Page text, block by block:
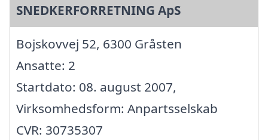
SNEDKERFORRETNING ApS
Bojskovvej 52, 6300 Gråsten
Ansatte: 2
Startdato: 08. august 2007,
Virksomhedsform: Anpartsselskab
CVR: 30735307